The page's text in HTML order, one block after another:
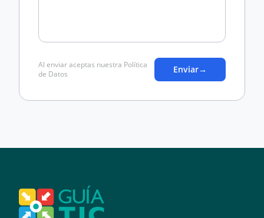
Al enviar aceptas nuestra Política
de Datos
Enviar→